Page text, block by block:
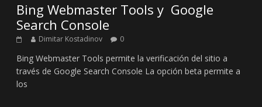
Bing Webmaster Tools y Google
Search Console
Dimitar Kostadinov 0
Bing Webmaster Tools permite la verificación del sitio a
través de Google Search Console La opción beta permite a
los